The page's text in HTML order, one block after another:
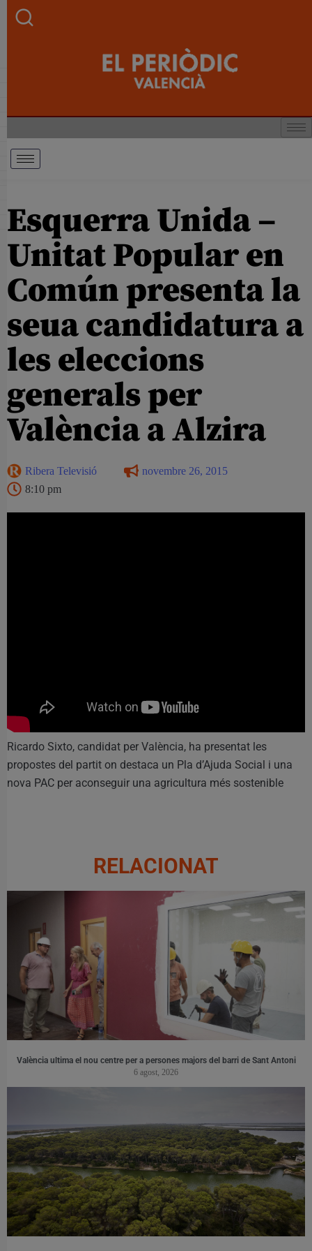
Esquerra Unida –
Unitat Popular en
Común presenta la
seua candidatura a
les eleccions
generals per
València a Alzira
Ribera Televisió
novembre 26, 2015
8:10 pm
Ricardo Sixto, candidat per València, ha presentat les
propostes del partit on destaca un Pla d’Ajuda Social i una
nova PAC per aconseguir una agricultura més sostenible
RELACIONAT
València ultima el nou centre per a persones majors del barri de Sant Antoni
6 agost, 2026